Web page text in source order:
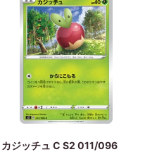
カジッチュ C S2 011/096